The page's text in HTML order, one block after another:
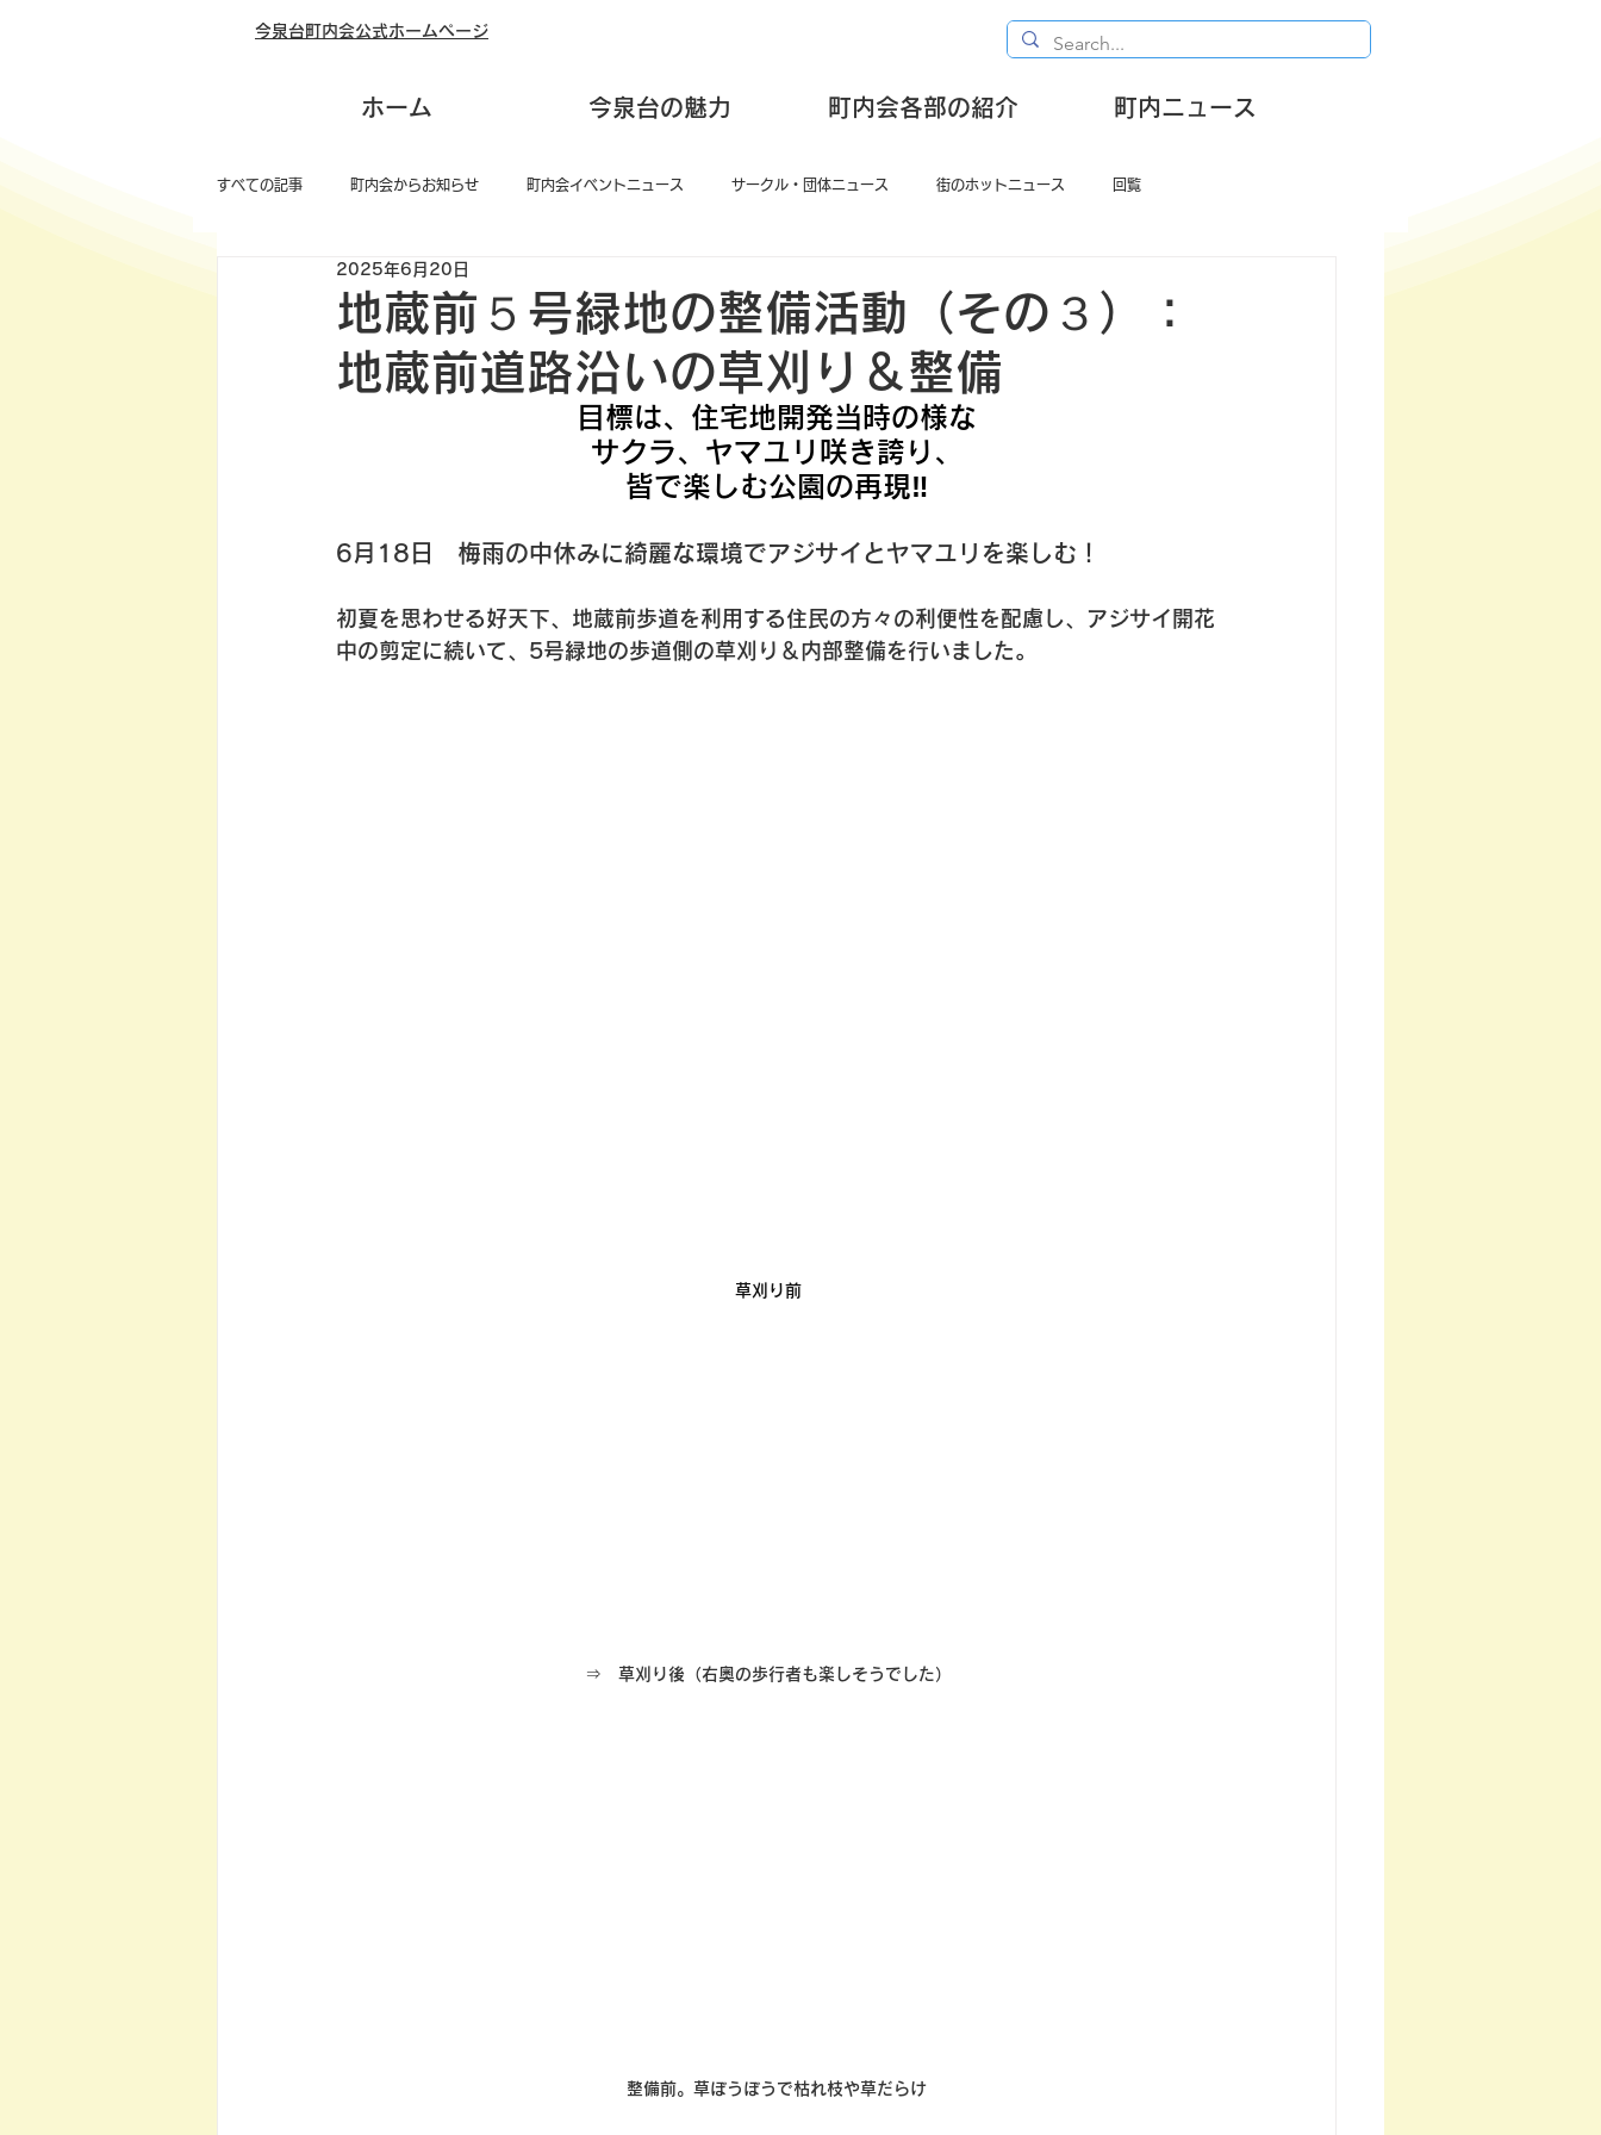
今泉台町内会公式ホームページ
ホーム 今泉台の魅力 町内会各部の紹介 町内ニュース
すべての記事 町内会からお知らせ 町内会イベントニュース サークル・団体ニュース 街のホットニュース 回覧
地蔵前５号緑地の整備活動（その３）：
地蔵前道路沿いの草刈り＆整備
2025年6月20日
目標は、住宅地開発当時の様な
サクラ、ヤマユリ咲き誇り、
皆で楽しむ公園の再現‼
6月18日　梅雨の中休みに綺麗な環境でアジサイとヤマユリを楽しむ！
初夏を思わせる好天下、地蔵前歩道を利用する住民の方々の利便性を配慮し、アジサイ開花
中の剪定に続いて、 5号緑地の歩道側の草刈り＆内部整備を行いました。
草刈り前
⇒ 草刈り後（右奥の歩行者も楽しそうでした）
整備前。草ぼうぼうで枯れ枝や草だらけ